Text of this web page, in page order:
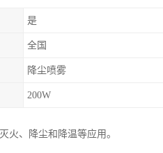
是
全国
降尘喷雾
200W
火、降尘和降温等应用。